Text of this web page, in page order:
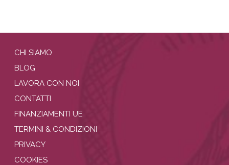
CHI SIAMO
BLOG
LAVORA CON NOI
CONTATTI
FINANZIAMENTI UE
TERMINI & CONDIZIONI
PRIVACY
COOKIES